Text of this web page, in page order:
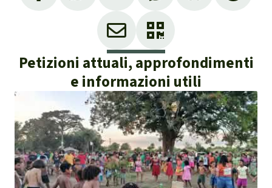
Petizioni attuali, approfondimenti
e informazioni utili